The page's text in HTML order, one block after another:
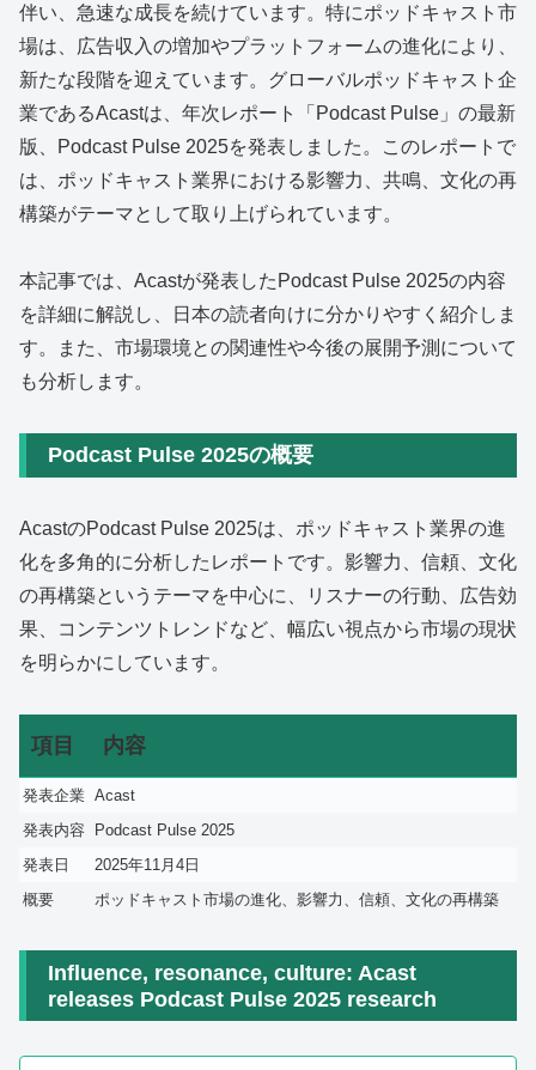
伴い、急速な成長を続けています。特にポッドキャスト市
場は、広告収入の増加やプラットフォームの進化により、
新たな段階を迎えています。グローバルポッドキャスト企
業であるAcastは、年次レポート「Podcast Pulse」の最新
版、Podcast Pulse 2025を発表しました。このレポートで
は、ポッドキャスト業界における影響力、共鳴、文化の再
構築がテーマとして取り上げられています。
本記事では、Acastが発表したPodcast Pulse 2025の内容
を詳細に解説し、日本の読者向けに分かりやすく紹介しま
す。また、市場環境との関連性や今後の展開予測について
も分析します。
Podcast Pulse 2025の概要
AcastのPodcast Pulse 2025は、ポッドキャスト業界の進
化を多角的に分析したレポートです。影響力、信頼、文化
の再構築というテーマを中心に、リスナーの行動、広告効
果、コンテンツトレンドなど、幅広い視点から市場の現状
を明らかにしています。
項目 内容
発表企業 Acast
発表内容
Podcast Pulse 2025
発表日
2025年11月4日
概要
ポッドキャスト市場の進化、影響力、信頼、文化の再構築
Influence, resonance, culture: Acast
releases Podcast Pulse 2025 research